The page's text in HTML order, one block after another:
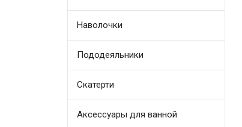
Наволочки
Пододеяльники
Скатерти
Аксессуары для ванной